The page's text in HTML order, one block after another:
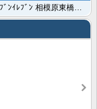
築8年・木造・1R ステキな物件の紹介です。ｾﾌﾞﾝｲﾚﾌﾞﾝ 相模原東橋本2丁目店172mでとって･･･